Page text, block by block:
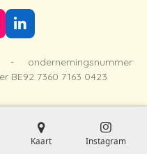
L
i
e
I
ondernemingsnummer
7360 7163 0423
Kaart Instagram